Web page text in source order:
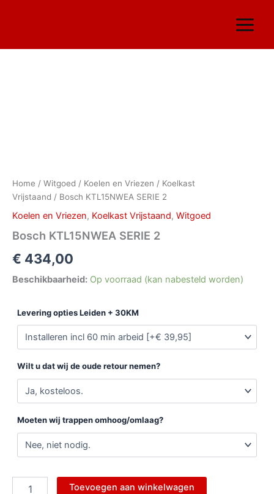
inhoud
Home / Witgoed / Koelen en Vriezen / Koelkast
Vrijstaand / Bosch KTL15NWEA SERIE 2
Koelen en Vriezen, Koelkast Vrijstaand, Witgoed
Bosch KTL15NWEA SERIE 2
€ 434,00
Beschikbaarheid: Op voorraad (kan nabesteld worden)
Levering opties Leiden + 30KM
Wilt u dat wij de oude retour nemen?
Moeten wij trappen omhoog/omlaag?
Toevoegen aan winkelwagen